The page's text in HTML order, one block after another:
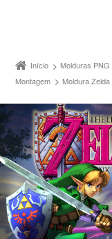
Início Molduras PNG
Montagem
Moldura Zelda